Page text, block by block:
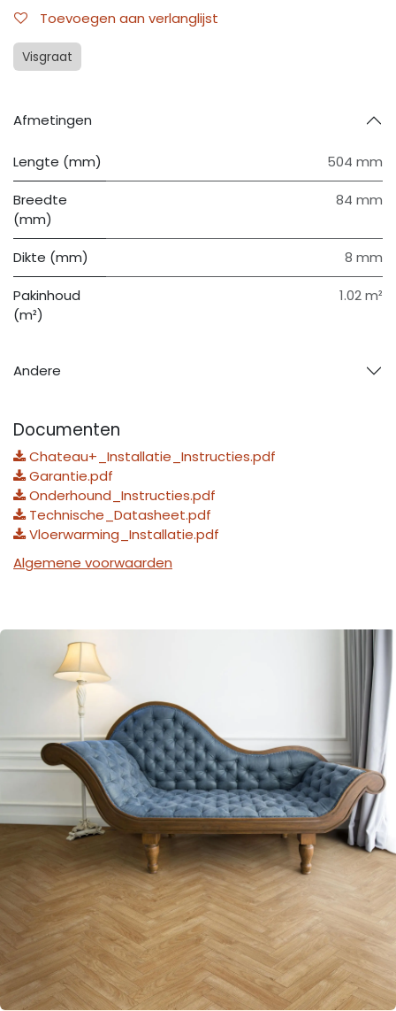
Toevoegen aan verlanglijst
Visgraat
Afmetingen
Lengte (mm) 504 mm
Breedte
(mm)
84 mm
Dikte (mm) 8 mm
Pakinhoud
(m²)
1.02 m²
Andere
Documenten
Chateau+_Installatie_Instructies.pdf
Garantie.pdf
Onderhound_Instructies.pdf
Technische_Datasheet.pdf
Vloerwarming_Installatie.pdf
Algemene voorwaarden